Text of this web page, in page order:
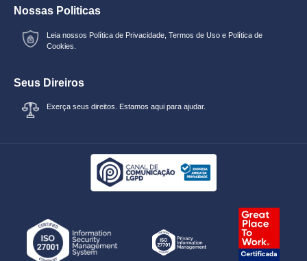
Nossas Politicas
Leia nossos Política de Privacidade ,Termos de Uso e Política de
Cookies.
Seus Direiros
Exerça seus direitos. Estamos aqui para ajudar.